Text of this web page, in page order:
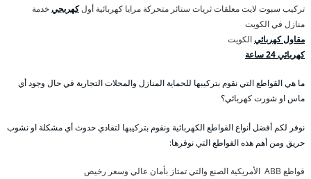
تركيب سبوت لايت معلقات ثريات ستائر متحركة مرايا كهربائية أولكهربجيخدمة
منازل في الكويت
مقاول كهربائيالكويت
كهربائي 24 ساعة
ما هي القواطع التي نقوم بتركيبها للحماية المنازل والمحلات التجارية في حال وجود أي
ماس او شورت كهربائي؟
نوفر لكم أفضل أنواع القواطع الكهربائية ونقوم بتركيبها لتفادي حدوث أي مشكلة او نشوب
حريق ومن أهم هذه القواطع التي نوفرها:
قواطع ABB الأمريكية الصنع والتي تمتاز بأمان عالي وسعر رخيص